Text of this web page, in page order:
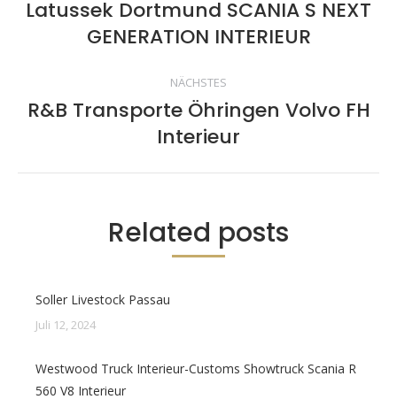
Vorheriger
Beitrag:
Latussek Dortmund SCANIA S NEXT
GENERATION INTERIEUR
NÄCHSTES
Nächster
Beitrag:
R&B Transporte Öhringen Volvo FH
Interieur
Related posts
Soller Livestock Passau
Juli 12, 2024
Westwood Truck Interieur-Customs Showtruck Scania R
560 V8 Interieur